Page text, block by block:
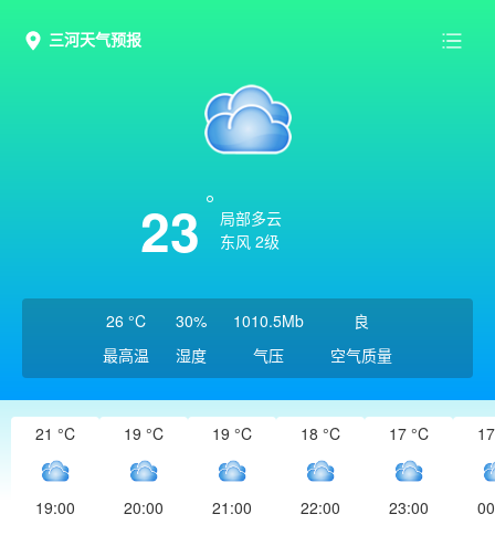
三河天气预报
23
局部多云
东风 2级
26 °C
最高温
30%
湿度
1010.5Mb
气压
良
空气质量
21 °C
19:00
19 °C
20:00
19 °C
21:00
18 °C
22:00
17 °C
23:00